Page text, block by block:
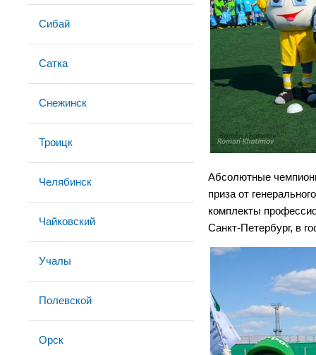
Сибай
Сатка
Снежинск
Троицк
Челябинск
Чайковский
Учалы
Полевской
Орск
Абсолютные
приза от
комплекты
Санкт-Петербург, в